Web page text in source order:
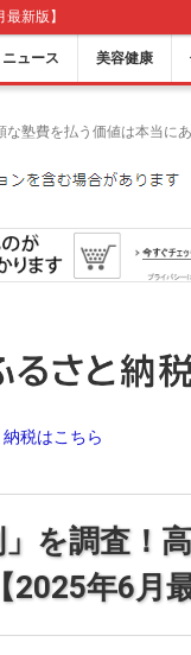
新版】
ニュース 美容健康
塾費を払う価値は本当に
税はこちら
を調査！
年6月最